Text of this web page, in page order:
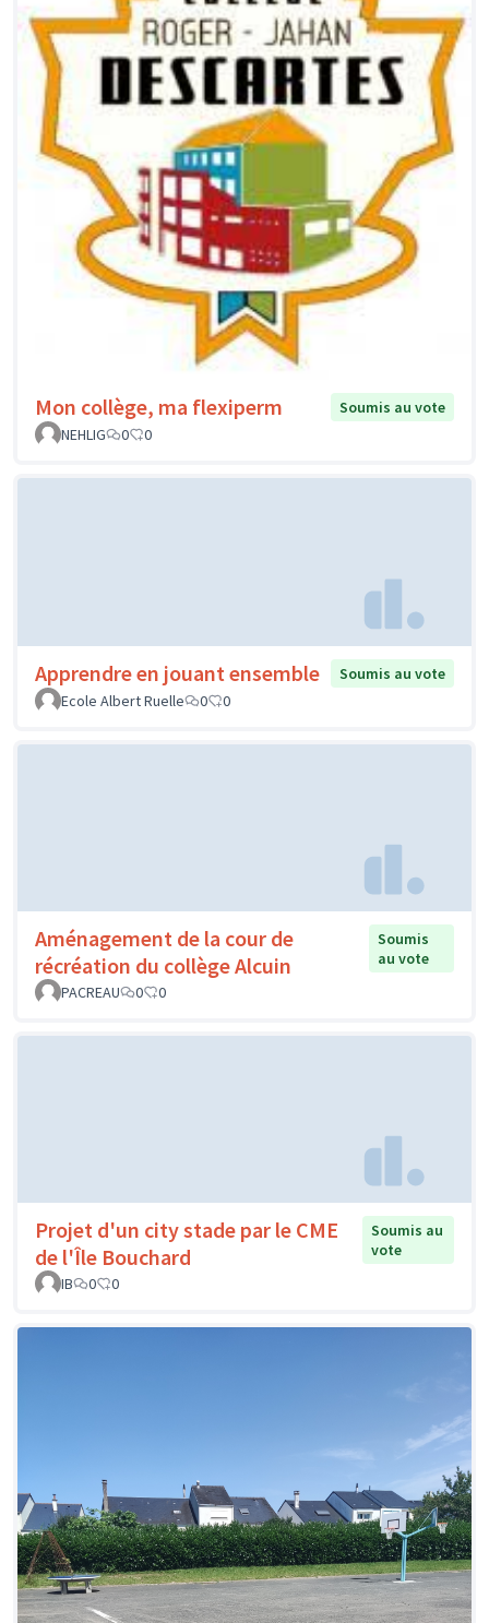
Mon collège, ma flexiperm
Soumis au vote
NEHLIG
0 0
Apprendre en jouant ensemble
Soumis au vote
Ecole Albert Ruelle
0 0
Aménagement de la cour de
récréation du collège Alcuin
Soumis
au vote
PACREAU
0 0
Projet d'un city stade par le CME
de l'Île Bouchard
Soumis au
vote
IB
0 0